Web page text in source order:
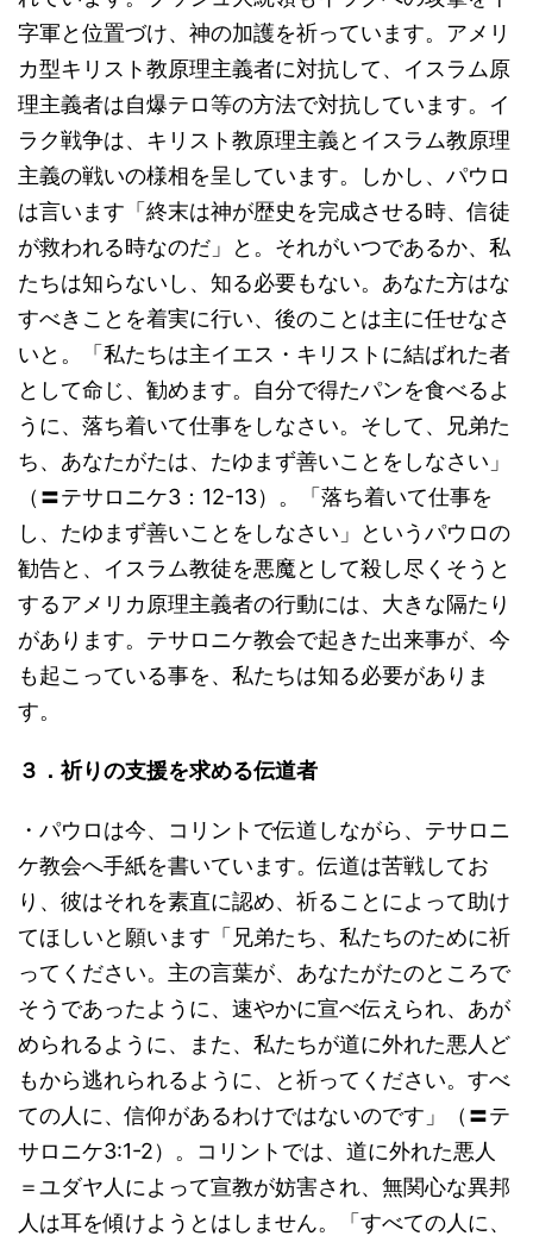
字軍と位置づけ、神の加護を祈っています。アメリ
カ型キリスト教原理主義者に対抗して、イスラム原
理主義者は自爆テロ等の方法で対抗しています。イ
ラク戦争は、キリスト教原理主義とイスラム教原理
主義の戦いの様相を呈しています。しかし、パウロ
は言います「終末は神が歴史を完成させる時、信徒
が救われる時なのだ」と。それがいつであるか、私
たちは知らないし、知る必要もない。あなた方はな
すべきことを着実に行い、後のことは主に任せなさ
いと。「私たちは主イエス・キリストに結ばれた者
として命じ、勧めます。自分で得たパンを食べるよ
うに、落ち着いて仕事をしなさい。そして、兄弟た
ち、あなたがたは、たゆまず善いことをしなさい」
（〓テサロニケ3：12-13）。「落ち着いて仕事を
し、たゆまず善いことをしなさい」というパウロの
勧告と、イスラム教徒を悪魔として殺し尽くそうと
するアメリカ原理主義者の行動には、大きな隔たり
があります。テサロニケ教会で起きた出来事が、今
も起こっている事を、私たちは知る必要がありま
す。
３．祈りの支援を求める伝道者
・パウロは今、コリントで伝道しながら、テサロニ
ケ教会へ手紙を書いています。伝道は苦戦してお
り、彼はそれを素直に認め、祈ることによって助け
てほしいと願います「兄弟たち、私たちのために祈
ってください。主の言葉が、あなたがたのところで
そうであったように、速やかに宣べ伝えられ、あが
められるように、また、私たちが道に外れた悪人ど
もから逃れられるように、と祈ってください。すべ
ての人に、信仰があるわけではないのです」（〓テ
サロニケ3:1-2）。コリントでは、道に外れた悪人
＝ユダヤ人によって宣教が妨害され、無関心な異邦
人は耳を傾けようとはしません。「すべての人に、